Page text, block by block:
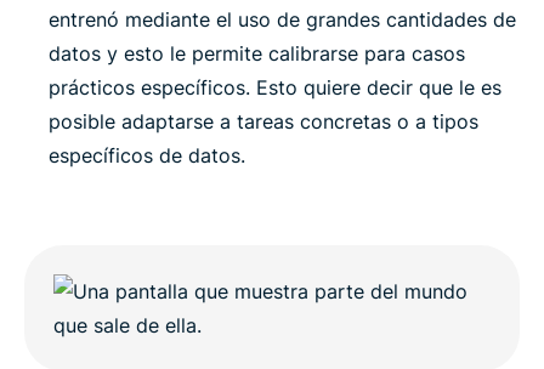
entrenó mediante el uso de grandes cantidades de
datos y esto le permite calibrarse para casos
prácticos específicos. Esto quiere decir que le es
posible adaptarse a tareas concretas o a tipos
específicos de datos.